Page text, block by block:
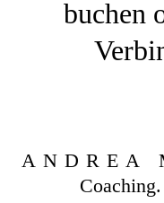
buchen
ANDREA